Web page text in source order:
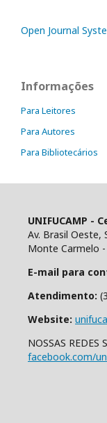
Open Journal
Informações
Para Leitores
Para Autores
Para Bibliotecários
UNIFUCAMP -
Av. Brasil Oeste,
Monte Carmelo -
E-mail para
Atendimento:
Website:
NOSSAS REDES
facebook.com/